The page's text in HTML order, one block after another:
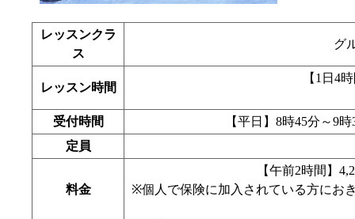
レッスンクラ
ス
グ
レッスン時間
【1日4
受付時間
【平日】8時45分～9
定員
料金
【午前2時間】
※個人で保険に加入されている方にお